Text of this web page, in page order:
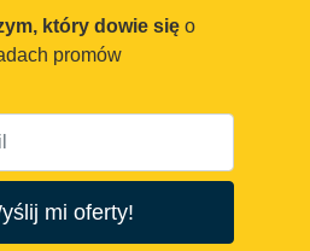
który dowie się o
promów
mi oferty!